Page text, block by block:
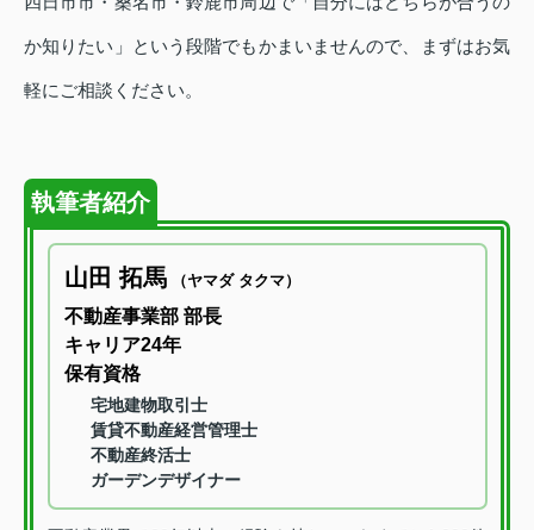
か知りたい」という段階でもかまいませんので、まずはお気
軽にご相談ください。
執筆者紹介
山田 拓馬 （ヤマダ タクマ）
不動産事業部 部長
キャリア24年
保有資格
宅地建物取引士
賃貸不動産経営管理士
不動産終活士
ガーデンデザイナー